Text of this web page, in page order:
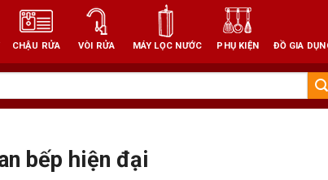
CHẬU RỬA VÒI RỬA MÁY LỌC NƯỚC PHỤ KIỆN ĐỒ GIA
bếp hiện đại